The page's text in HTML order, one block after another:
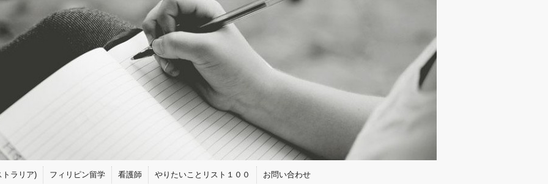
トラリア) フィリピン留学 看護師 やりたいことリスト１００ お問い合わせ